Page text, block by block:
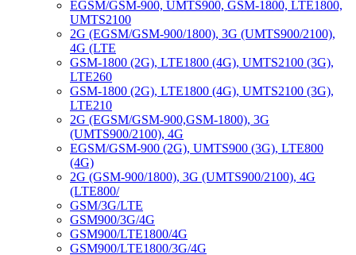
EGSM/GSM-900, UMTS900, GSM-1800, LTE1800,
UMTS2100
2G (EGSM/GSM-900/1800), 3G (UMTS900/2100),
4G (LTE
GSM-1800 (2G), LTE1800 (4G), UMTS2100 (3G),
LTE260
GSM-1800 (2G), LTE1800 (4G), UMTS2100 (3G),
LTE210
2G (EGSM/GSM-900,GSM-1800), 3G
(UMTS900/2100), 4G
EGSM/GSM-900 (2G), UMTS900 (3G), LTE800
(4G)
2G (GSM-900/1800), 3G (UMTS900/2100), 4G
(LTE800/
GSM/3G/LTE
GSM900/3G/4G
GSM900/LTE1800/4G
GSM900/LTE1800/3G/4G